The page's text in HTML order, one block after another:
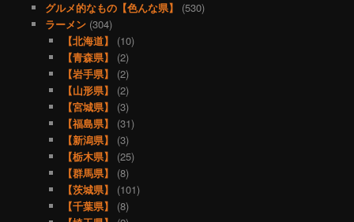
グルメ的なもの【色んな県】
(530)
ラーメン(304)
【北海道】
(10)
【青森県】
(2)
【岩手県】
(2)
【山形県】
(2)
【宮城県】
(3)
【福島県】
(31)
【新潟県】
(3)
【栃木県】
(25)
【群馬県】
(8)
【茨城県】
(101)
【千葉県】
(8)